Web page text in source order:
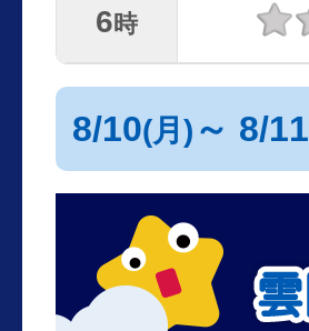
6時
8/10(月) ～ 8/11